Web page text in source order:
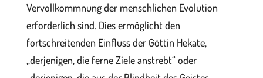
Vervollkommnung der menschlichen Evolution
erforderlich sind. Dies ermöglicht den
fortschreitenden Einfluss der Göttin Hekate,
„derjenigen, die ferne Ziele anstrebt“ oder